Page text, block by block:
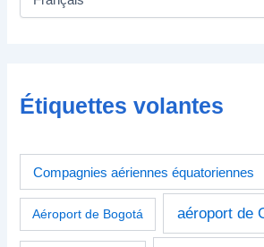
Étiquettes volantes
Compagnies aériennes équatoriennes
Aéroport de Bogotá aéroport de